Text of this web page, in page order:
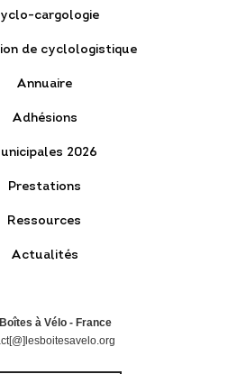
cargologie
de cyclologistique
Annuaire
Adhésions
2026
Prestations
Ressources
Actualités
à Vélo - France